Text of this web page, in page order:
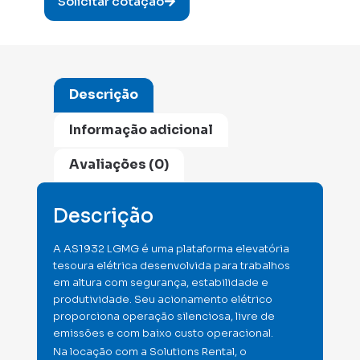
Descrição
Informação adicional
Avaliações (0)
Descrição
A AS1932 LGMG é uma plataforma elevatória
tesoura elétrica desenvolvida para trabalhos
em altura com segurança, estabilidade e
produtividade. Seu acionamento elétrico
proporciona operação silenciosa, livre de
emissões e com baixo custo operacional.
Na locação com a Solutions Rental, o